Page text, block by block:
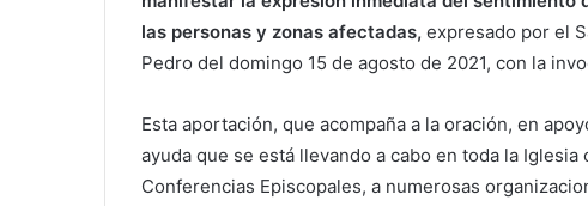
las personas y zonas afectadas, expresado por el
Pedro del domingo 15 de agosto de 2021, con la
Esta aportación, que acompaña a la oración, en
ayuda que se está llevando a cabo en toda la
Conferencias Episcopales, a numerosas